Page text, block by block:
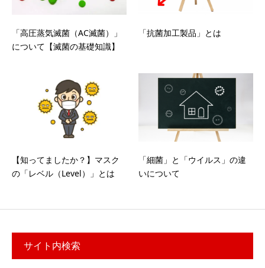
「高圧蒸気滅菌（AC滅菌）」
について【滅菌の基礎知識】
「抗菌加工製品」とは
【知ってましたか？】マスク
の「レベル（Level）」とは
「細菌」と「ウイルス」の違
いについて
サイト内検索